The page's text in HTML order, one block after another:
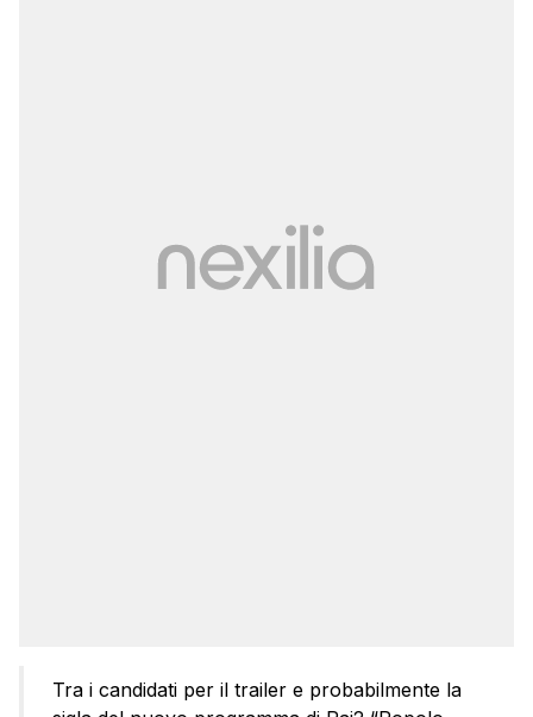
Tra i candidati per il trailer e probabilmente la